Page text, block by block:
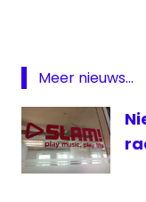
Radio
radiozenders
Sky
Radio
Meer nieuws...